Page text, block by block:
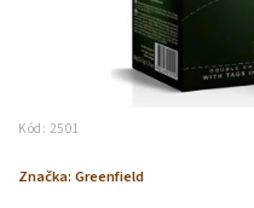
Kód: 2501
Značka: Greenfield